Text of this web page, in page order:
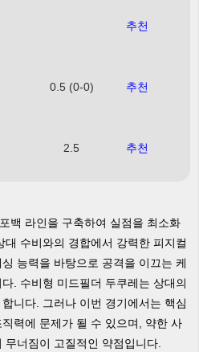
추천
0.5 (0-0) 추천
2.5 추천
백 라인을 구축하여 실점을 최소화
대 수비와의 경합에서 강력한 피지컬
능력을 바탕으로 공격을 이끄는 케
. 수비형 미드필더 두쿠레는 상대의
니다. 그러나 이번 경기에서는 핵심
력에 문제가 될 수 있으며, 약한 사
너짐이 고질적인 약점입니다.